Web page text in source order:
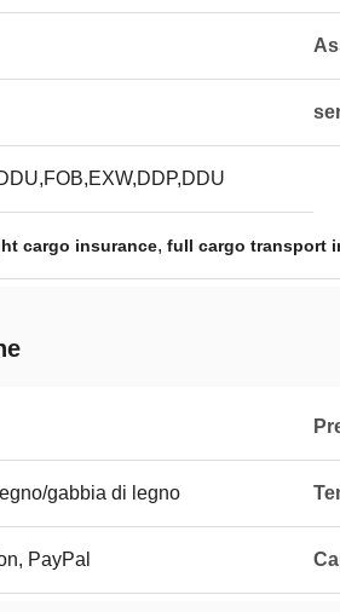
cargo insurance, full cargo transport
gabbia di legno
PayPal